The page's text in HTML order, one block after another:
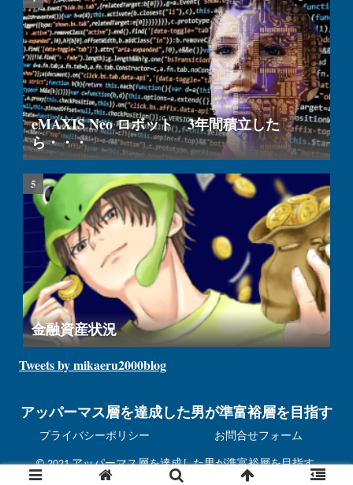
eMAXIS Neo ロボット 3年間積立した
ら・・・
金融資産状況
Tweets by mikaeru2000blog
アッパーマス層を達成した男が準富裕層を目指す
プライバシーポリシー お問合せフォーム
© 2021 アッパーマス層を達成した男が準富裕層を目指す.